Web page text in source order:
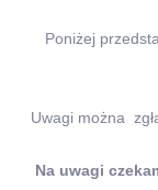
Poniżej
Uwagi można
Na uwagi